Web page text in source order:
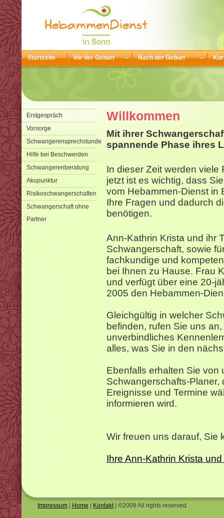
Startseite Vor der Geburt Nach der Geburt
Erstgespräch
Vorsorge
Schwangerensprechstunde
Hilfe bei Beschwerden
Schwangerenberatung
Akupunktur
Risikoschwangerschaften
Schwangerschaft ohne
Partner
Willkommen
Mit ihrer
spannende Phase ihres
In dieser Zeit werden
jetzt ist es wichtig, dass
vom Hebammen-Dienst in
Ihre Fragen und dadurch
benötigen.
Ann-Kathrin Krista und ihr
Schwangerschaft, sowie
fachkundige und
bei Ihnen zu Hause. Frau
und verfügt über eine 20-
2005 den Hebammen-
Gleichgültig in welcher
befinden, rufen Sie uns
unverbindliches
alles, was Sie in den
Ebenfalls erhalten Sie von
Schwangerschafts-Planer,
Ereignisse und Termine
informieren wird.
Wir freuen uns darauf, Sie
Ihre Ann-Kathrin Krista
Impressum Home Kontakt| ©2009 All rights reserved